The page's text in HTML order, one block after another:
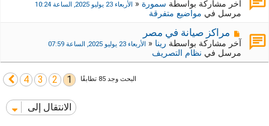
ج
د
ي
د
ة
ر
ك
ة
ج
د
آخر مشاركة بواسطة سمورة« الأربعاء 23 يوليو 2025, الساعة 10:24
مرسل في مواضيع متفرقة
م
ش
ر
مراكز صيانة في مصر
آخر مشاركة بواسطة رينا« الأربعاء 23 يوليو 2025, الساعة 07:59
مرسل في نظام التصريف
البحث وجد 85 تطابقًا 1
2
3
4التالي
الانتقال إلى